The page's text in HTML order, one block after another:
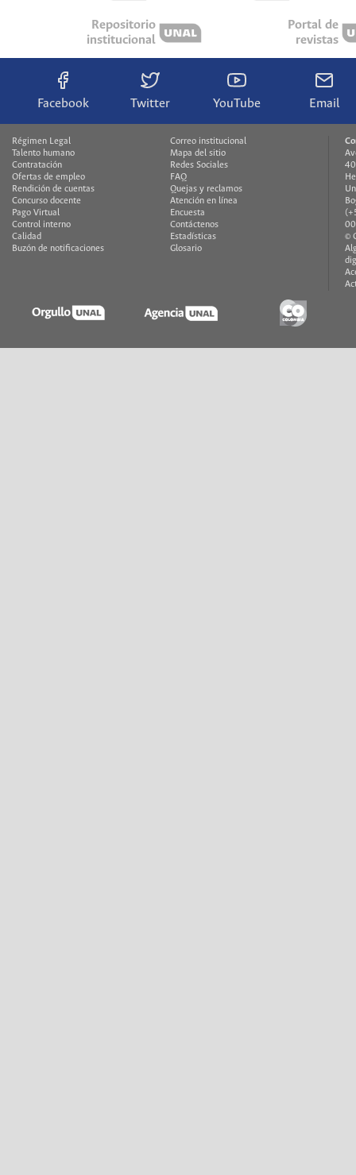
Repositorio
institucional
Portal de
revistas
Facebook Twitter YouTube Email
Régimen Legal
Talento humano
Contratación
Ofertas de empleo
Rendición de cuentas
Concurso docente
Pago Virtual
Control interno
Calidad
Buzón de notificaciones
Correo institucional
Mapa del sitio
Redes Sociales
FAQ
Quejas y reclamos
Atención en línea
Encuesta
Contáctenos
Estadísticas
Glosario
©